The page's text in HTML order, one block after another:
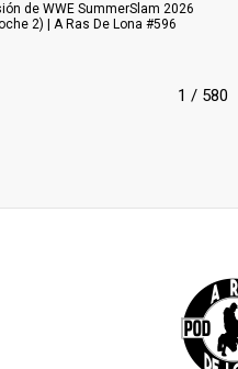
de WWE SummerSlam 2026
2) | A Ras De Lona #596
1 / 580